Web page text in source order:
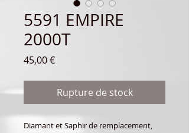
5591 EMPIRE
2000T
45,00 €Prix
Rupture de stock
Diamant et Saphir de remplacement,